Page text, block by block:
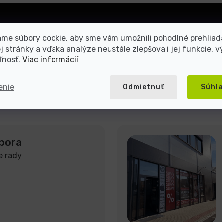
súbory cookie, aby sme vám umožnili pohodlné
stránky a vďaka analýze neustále zlepšovali jej funkcie,
Viac informácií
Odmietnuť
ochrany osobných
Prihlásiť
sa
rady